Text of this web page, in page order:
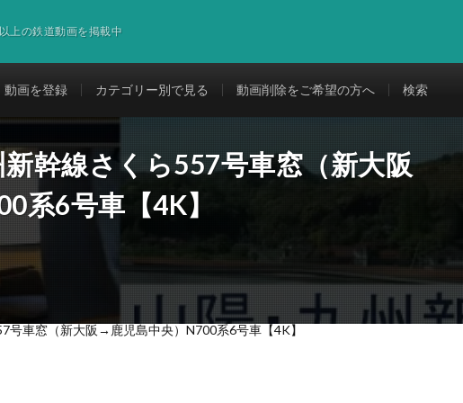
上の鉄道動画を掲載中
動画を登録 カテゴリー別で見る 動画削除をご希望の方へ 検索
新幹線さくら557号車窓（新大阪
系6号車【4K】
号車窓（新大阪→鹿児島中央）N700系6号車【4K】